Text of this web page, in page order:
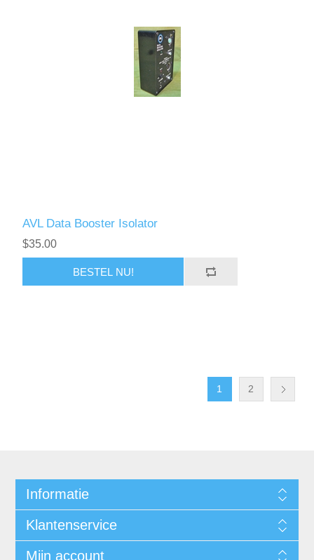
AVL Data Booster Isolator
$35.00
BESTEL NU!
1 2
Informatie
Klantenservice
Mijn account